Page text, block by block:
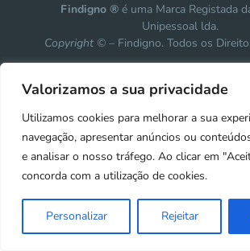
Valorizamos a sua privacidade
Utilizamos cookies para melhorar a sua
navegação, apresentar anúncios ou
e analisar o nosso tráfego. Ao clicar em
concorda com a utilização de cookies.
Personalizar Rejeitar
Findigno ® é uma Marca Registada
Unipessoal lda.
Copyright © – Findigno. Todos os